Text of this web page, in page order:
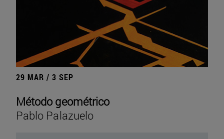
29 MAR / 3 SEP
Método geométrico
Pablo Palazuelo